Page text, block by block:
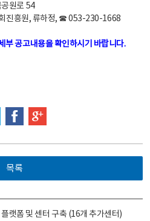
원로 54
진흥원, 류하정, ☎ 053-230-1668
부 공고내용을 확인하시기 바랍니다.
위터페이스북
목록
랫폼 및 센터 구축 (16개 추가센터)